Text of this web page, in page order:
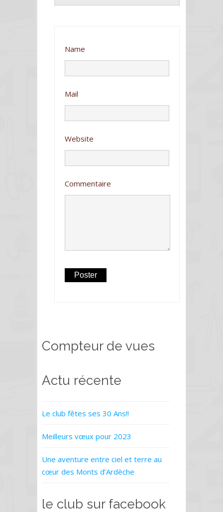
Name
Mail
Website
Commentaire
Compteur de vues
Actu récente
Le club fêtes ses 30 Ans!!
Meilleurs vœux pour 2023
Une aventure entre ciel et terre au
cœur des Monts d’Ardèche
le club sur facebook